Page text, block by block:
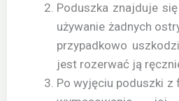
Poduszka znajduje
używanie żadnych
przypadkowo
jest rozerwać ją
Po wyjęciu poduszki z